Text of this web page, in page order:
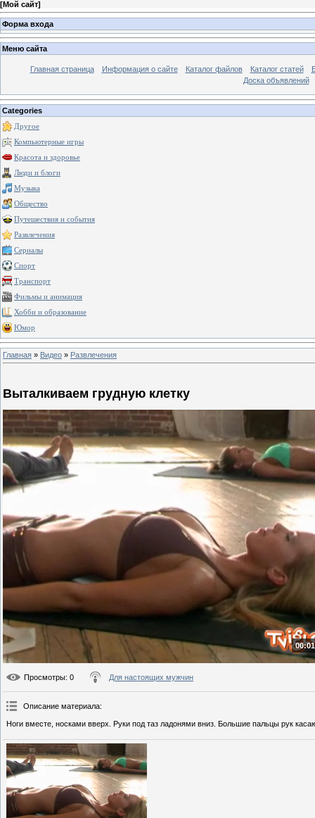
[Мой сайт]
Форма входа
Меню сайта
Главная страница Информация о сайте Каталог файлов Каталог статей
Доска объявлений
Categories
Другое
Компьютерные игры
Красота и здоровье
Люди и блоги
Музыка
Общество
Путешествия и события
Развлечения
Сериалы
Спорт
Транспорт
Фильмы и анимация
Хобби и образование
Юмор
Главная » Видео » Развлечения
Выталкиваем грудную клетку
Просмотры: 0 Для настоящих мужчин
Описание материала:
Ноги вместе, носками вверх. Руки под таз ладонями вниз. Большие пальцы рук